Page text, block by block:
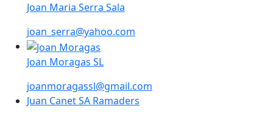
Joan Maria Serra Sala
joan_serra@yahoo.com
Joan Moragas SL
Joan Moragas SL
joanmoragassl@gmail.com
Juan Canet SA Ramaders